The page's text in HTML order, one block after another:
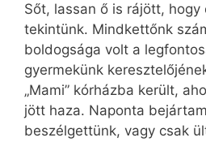
Sőt, lassan ő is rájött, hogy
tekintünk. Mindkettőnk
boldogsága volt a
gyermekünk
„Mami” kórházba került,
jött haza. Naponta
beszélgettünk, vagy csak